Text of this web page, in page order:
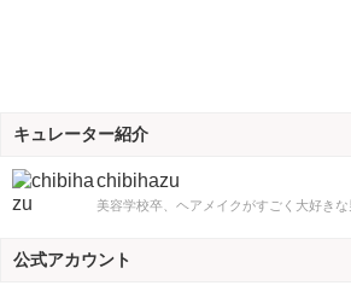
キュレーター紹介
chibihazu
美容学校卒、ヘアメイクがすごく大好き
公式アカウント